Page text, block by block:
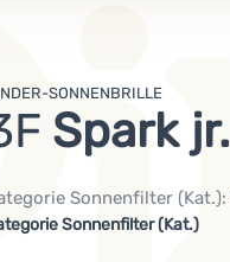
Spark jr.
SONNENBRILLE
Sonnenfilter (Kat.):
wählen
Sonnenfilter (Kat.)